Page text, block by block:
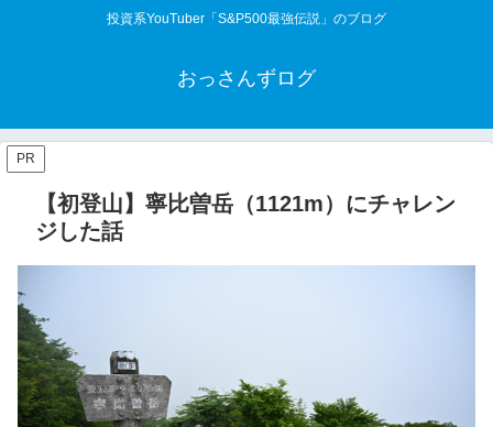
投資系YouTuber「S&P500最強伝説」のブログ
おっさんずログ
PR
【初登山】寧比曽岳（1121m）にチャレン
ジした話